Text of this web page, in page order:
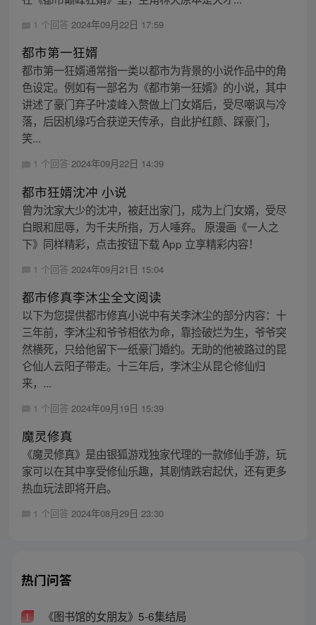
1 个回答 2024年09月22日 17:59
都市第一狂婿
都市第一狂婿通常指一类以都市为背景的小说作品中的角
色设定。例如有一部名为《都市第一狂婿》的小说，其中
讲述了豪门弃子叶凌峰入赘做上门女婿后，受尽嘲讽与冷
落，后因机缘巧合获逆天传承，自此护红颜、踩豪门，
笑...
1 个回答 2024年09月22日 14:39
都市狂婿沈冲 小说
曾为沈家大少的沈冲，被赶出家门，成为上门女婿，受尽
白眼和屈辱，为千夫所指，万人唾弃。 原漫画《一人之
下》同样精彩，点击按钮下载 App 立享精彩内容！
1 个回答 2024年09月21日 15:04
都市修真李沐尘全文阅读
以下为您提供都市修真小说中有关李沐尘的部分内容：十
三年前，李沐尘和爷爷相依为命，靠捡破烂为生，爷爷突
然横死，只给他留下一纸豪门婚约。无助的他被路过的昆
仑仙人云阳子带走。十三年后，李沐尘从昆仑修仙归
来，...
1 个回答 2024年09月19日 15:39
魔灵修真
《魔灵修真》是由银狐游戏独家代理的一款修仙手游，玩
家可以在其中享受修仙乐趣，其剧情跌宕起伏，还有更多
热血玩法即将开启。
1 个回答 2024年08月29日 23:30
热门问答
1 《图书馆的女朋友》5-6集结局